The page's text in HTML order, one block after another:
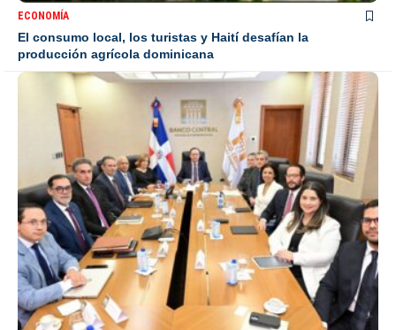
ECONOMÍA
El consumo local, los turistas y Haití desafían la
producción agrícola dominicana